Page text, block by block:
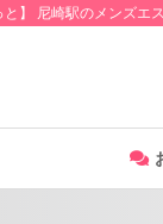
】 尼崎駅のメンズエ